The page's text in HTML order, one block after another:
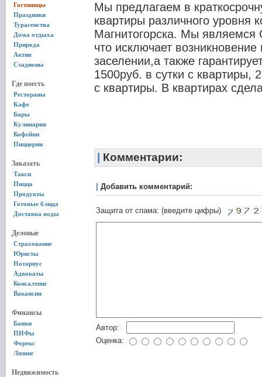
Гостиницы
Праздники
Турагенства
Дома отдыха
Природа
Актив
Стадионы
Где поесть
Рестораны
Кафе
Бары
Кулинария
Кофейни
Пиццерии
Заказать
Такси
Пицца
Продукты
Готовые блюда
Доставка воды
Деловые
Страхование
Юристы
Нотариус
Адвокаты
Консалтинг
Вакансии
Финансы
Банки
ПИФы
Форекс
Лизинг
Недвижимость
Мы предлагаем в
квартиры различного уровня
Магнитогорска. Мы
что исключает
заселении,а также
1500руб. в сутки с квартиры,
с квартиры. В квартирах
Комментарии:
Добавить комментарий:
Защита от спама: (введите цифры)
Автор:
Оценка: